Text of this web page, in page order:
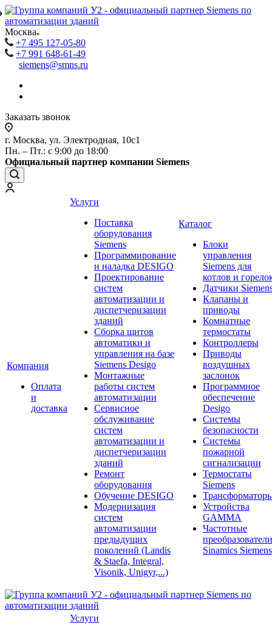
Москва
+7 495 127-05-80
+7 991 648-61-49
siemens@smns.ru
Заказать звонок
г. Москва, ул. Электродная, 10с1
Пн. – Пт.: с 9:00 до 18:00
Официальный партнер компании Siemens
Компания
Оплата
и
доставка
Услуги
Поставка
оборудования
Siemens
Программирование
и наладка DESIGO
Проектирование
систем
автоматизации и
диспетчеризации
зданий
Сборка щитов
автоматики и
управления на базе
Siemens Desigo
Монтажные
работы систем
автоматизации
Сервисное
обслуживание
систем
автоматизации и
диспетчеризации
зданий
Ремонт
оборудования
Обучение DESIGO
Модернизация
систем
автоматизации
предыдущих
поколений (Landis
& Staefa, Integral,
Visonik, Unigyr,...)
Каталог
Блоки
управления
Siemens для
котлов и
Датчики
Клапаны и
приводы
Комнатные
термостаты
Контроллеры
Приводы
воздушных
заслонок
Программное
обеспечение
Desigo
Системы
безопасности
Системы
пожарной
сигнализации
Термостаты
Siemens
Устройства
GAMMA
Частотные
преобразователи
Sinamics Siemens
Услуги